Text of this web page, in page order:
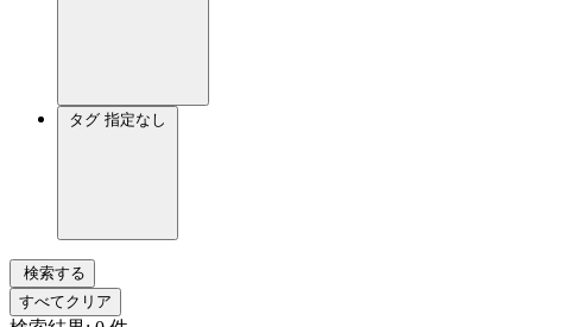
タグ 指定なし
検索する
すべてクリア